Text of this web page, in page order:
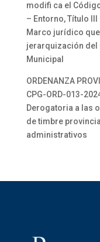
modifi ca el
– Entorno, Título
Marco jurídico
jerarquización del
Municipal
ORDENANZA
CPG-ORD-013-
Derogatoria a las
de timbre
administrativos